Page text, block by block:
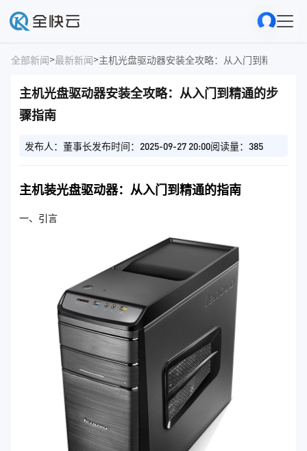
全部新闻>最新新闻>主机光盘驱动器安装全攻略：从入门到精通的步
主机光盘驱动器安装全攻略：从入门到精通的步
骤指南
发布人：董事长发布时间：2025-09-27 20:00阅读量：385
主机装光盘驱动器：从入门到精通的指南
一、引言